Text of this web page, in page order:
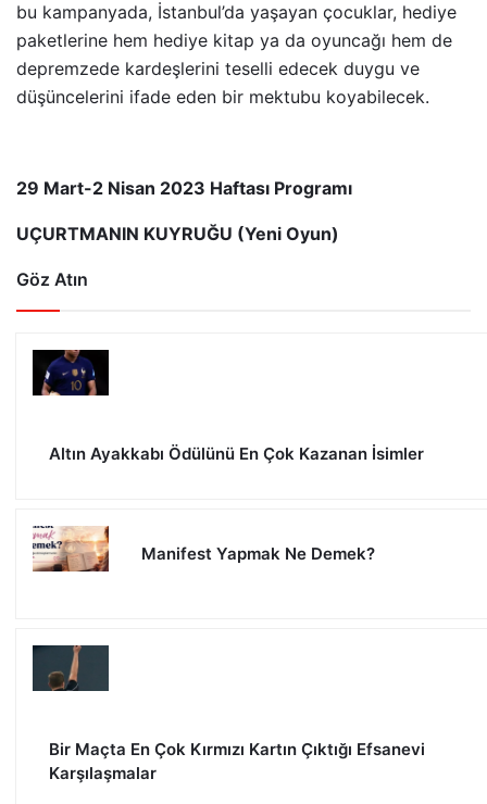
bu kampanyada, İstanbul’da yaşayan çocuklar, hediye
paketlerine hem hediye kitap ya da oyuncağı hem de
depremzede kardeşlerini teselli edecek duygu ve
düşüncelerini ifade eden bir mektubu koyabilecek.
29 Mart-2 Nisan 2023 Haftası Programı
UÇURTMANIN KUYRUĞU (Yeni Oyun)
Göz Atın
Altın Ayakkabı Ödülünü En Çok Kazanan İsimler
Manifest Yapmak Ne Demek?
Bir Maçta En Çok Kırmızı Kartın Çıktığı Efsanevi
Karşılaşmalar